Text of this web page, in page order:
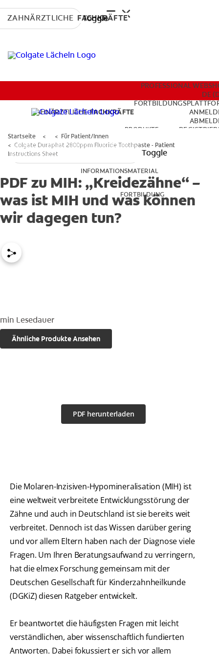
Toggle
INFORMATIONSMATERIAL
PROFESSIONAL WEBSHOP
ZAHNÄRZTLICHE FACHKRÄFTE
ZAHNÄRZTLICHE FACHKRÄFTE
PROFESSIONAL
DE
PRODUKTE
INFORMATIONSMATERIAL
FORTBILDUNG
Toggle
Startseite
Für Patient/Innen
Colgate Duraphat 2800ppm Fluoride Toothpaste - Patient
Instructions Sheet
PDF zu MIH: „Kreidezähne“ –
was ist MIH und was können
wir dagegen tun?
min Lesedauer
Ähnliche Produkte Ansehen
PDF herunterladen
Die Molaren-Inzisiven-Hypomineralisation (MIH) ist
eine weltweit verbreitete Entwicklungsstörung der
Zähne und auch in Deutschland ist sie bereits weit
verbreitet. Dennoch ist das Wissen darüber gering
und vor allem Eltern haben nach der Diagnose viele
Fragen. Um Ihren Beratungsaufwand zu verringern,
hat die elmex Forschung gemeinsam mit der
Deutschen Gesellschaft für Kinderzahnheilkunde
(DGKiZ) diesen Ratgeber entwickelt.
Er beantwortet die häufigsten Fragen mit leicht
verständlichen, aber wissenschaftlich fundierten
Antworten. Dabei fokussiert er sich vor allem